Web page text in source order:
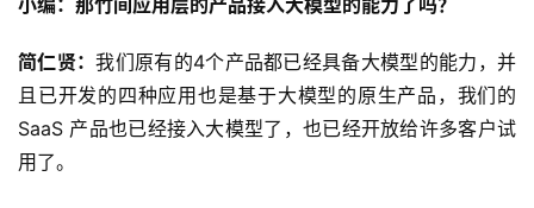
小编：那竹间应用层的产品接入大模型的能力了吗？
简仁贤：我们原有的4个产品都已经具备大模型的能力，并
且已开发的四种应用也是基于大模型的原生产品，我们的
SaaS 产品也已经接入大模型了，也已经开放给许多客户试
用了。